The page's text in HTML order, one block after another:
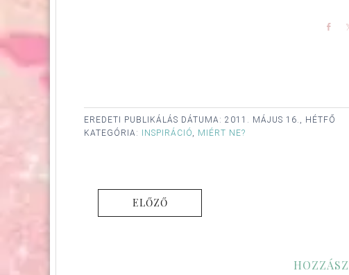
EREDETI PUBLIKÁLÁS DÁTUMA: 2011. MÁJUS 16., HÉTFŐ
KATEGÓRIA:
INSPIRÁCIÓ, MIÉRT NE?
ELŐZŐ